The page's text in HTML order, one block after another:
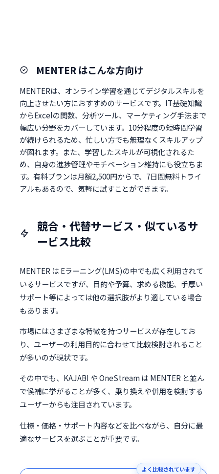
MENTER はこんな方向け
MENTERは、オンライン学習を通じてデジタルスキルを
向上させたい方におすすめのサービスです。IT基礎知識
からExcelの関数、分析ツール、マーケティング手法まで
幅広い分野をカバーしています。10分程度の短時間学習
が続けられるため、忙しい方でも無理なくスキルアップ
が図れます。また、学習したスキルが可視化されるた
め、自身の進捗管理やモチベーション維持にも役立ちま
す。有料プランは月額2,500円からで、7日間無料トライ
アルもあるので、気軽に試すことができます。
競合・代替サービス・似ているサ
ービス比較
MENTER は Eラーニング(LMS)の中でも広く利用されて
いるサービスですが、目的や予算、求める機能、手厚い
サポート等によっては他の選択肢がより適している場合
もあります。
市場にはさまざまな特徴を持つサービスが存在してお
り、ユーザーの利用目的に合わせて比較検討されること
が多いのが現状です。
その中でも、KAJABI や OneStream は MENTER と並ん
で候補に挙がることが多く、乗り換えや併用を検討する
ユーザーからも注目されています。
仕様・価格・サポート内容などを比べながら、自分に最
適なサービスを選ぶことが重要です。
よく比較されています